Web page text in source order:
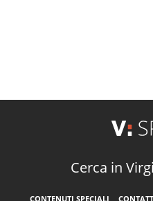
Cerca in
CONTENUTI SPECIALI